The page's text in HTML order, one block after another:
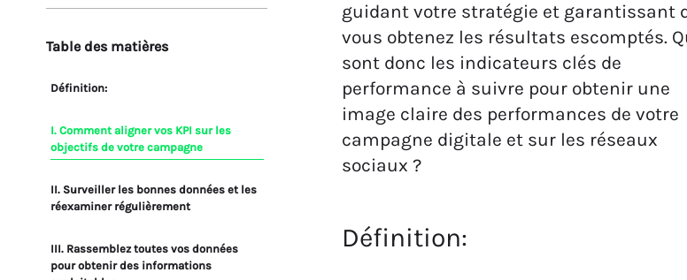
Table des matières
Définition:
I. Comment aligner vos KPI sur les
objectifs de votre campagne
II. Surveiller les bonnes données et les
réexaminer régulièrement
III. Rassemblez toutes vos données
pour obtenir des informations
guidant votre stratégie et garantissant
vous obtenez les résultats escomptés.
sont donc les indicateurs clés de
performance à suivre pour obtenir une
image claire des performances de votre
campagne digitale et sur les réseaux
sociaux ?
Définition: